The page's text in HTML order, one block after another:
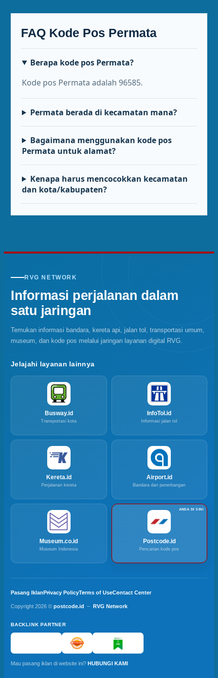
FAQ Kode Pos Permata
Berapa kode pos Permata?
Kode pos Permata adalah 96585.
Permata berada di kecamatan mana?
Bagaimana menggunakan kode pos
Permata untuk alamat?
Kenapa harus mencocokkan kecamatan
dan kota/kabupaten?
RVG NETWORK
Informasi perjalanan dalam
satu jaringan
Temukan informasi bandara, kereta api, jalan tol, transportasi umum,
museum, dan kode pos melalui jaringan layanan digital RVG.
Jelajahi layanan lainnya
Busway.id
Transportasi kota
InfoTol.id
Informasi jalan tol
Kereta.id
Perjalanan kereta
Airport.id
Bandara dan penerbangan
Museum.co.id
Museum Indonesia
Postcode.id
Pencarian kode pos
Pasang IklanPrivacy PolicyTerms of UseContact Center
Copyright 2026 © postcode.id – RVG Network
BACKLINK PARTNER
Mau pasang iklan di website ini? HUBUNGI KAMI